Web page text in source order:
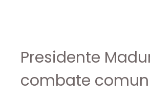
Presidente
combate